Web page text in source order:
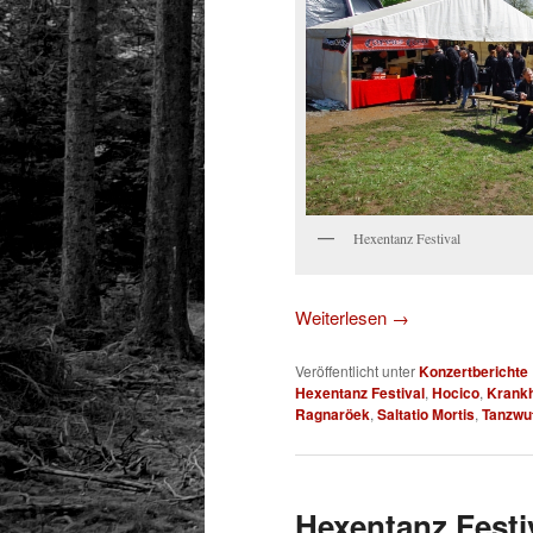
Hexentanz Festival
Weiterlesen →
Veröffentlicht unterKonzertberichte
Hexentanz Festival,Hocico,
Ragnaröek,Saltatio Mortis,